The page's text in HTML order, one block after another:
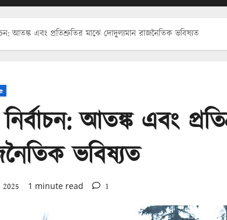
আতঙ্ক এবং প্রতিশ্রুতির মাঝে দোদুল্যমান রাজনৈতিক ভবিষ্যত
নির্বাচন: আতঙ্ক এবং
ভবিষ্যত
1 minute read 1